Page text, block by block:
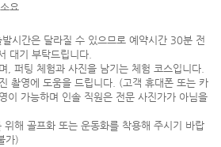
요
시간은 달라질 수 있으므로 예약시간 30분 전
대기 부탁드립니다.
, 퍼팅 체험과 사진을 남기는 체험 코스입니다.
촬영에 도움을 드립니다. (고객 휴대폰 또는 카
이 가능하며 인솔 직원은 전문 사진가가 아님을
해 골프화 또는 운동화를 착용해 주시기 바랍
가)